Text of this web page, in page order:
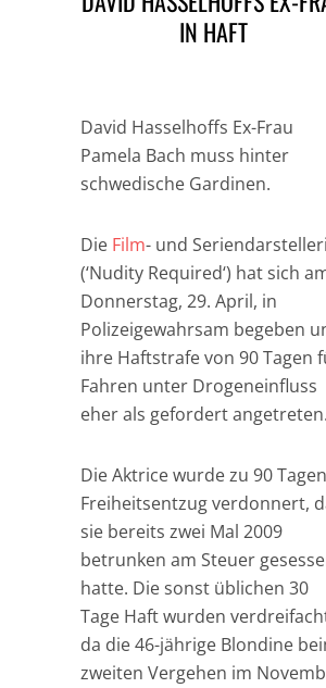
IN HAFT
David Hasselhoffs Ex-Frau
Pamela Bach muss hinter
schwedische Gardinen.
Die Film- und
(‘Nudity Required‘) hat sich
Donnerstag, 29. April, in
Polizeigewahrsam begeben
ihre Haftstrafe von 90 Tagen
Fahren unter Drogeneinfluss
eher als gefordert angetreten.
Die Aktrice wurde zu 90 Tagen
Freiheitsentzug verdonnert,
sie bereits zwei Mal 2009
betrunken am Steuer
hatte. Die sonst üblichen 30
Tage Haft wurden
da die 46-jährige Blondine
zweiten Vergehen im